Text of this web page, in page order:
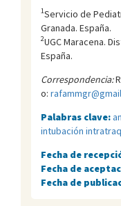
1Servicio de
Granada. España.
2UGC Maracena.
España.
Correspondencia:
o:
Palabras clave:
intubación
Fecha de
Fecha de
Fecha de